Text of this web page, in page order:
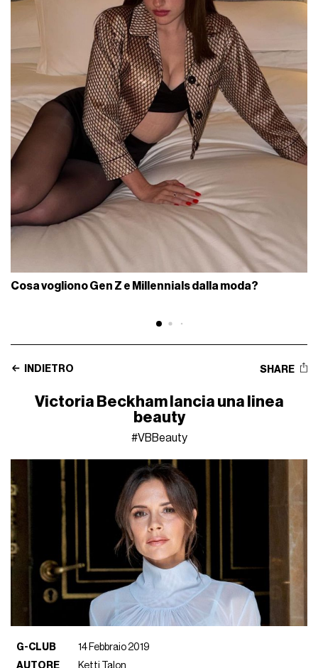
Cosa vogliono Gen Z e Millennials dalla moda?
INDIETRO SHARE
Victoria Beckham lancia una linea
beauty
#VBBeauty
G-CLUB
14 Febbraio 2019
AUTORE
Kettj Talon